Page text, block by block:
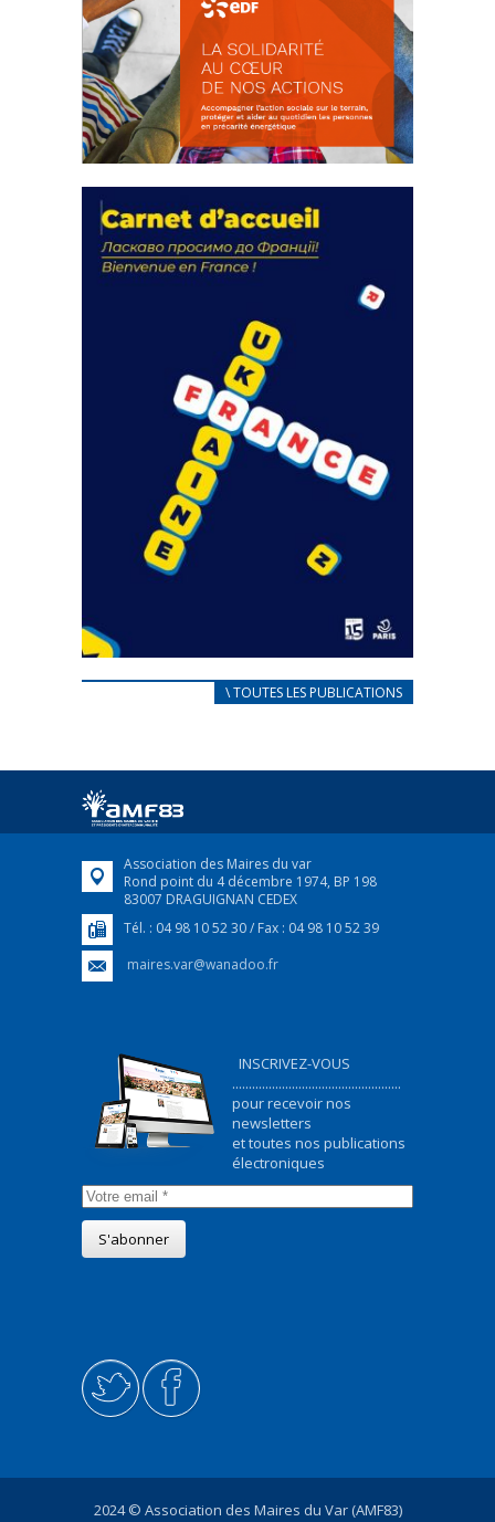
actions
18 septembre 2023
Fichier joint - Fichier 1 105278 Total 0 Votes...
CARNET D’ACCUEIL
Afin d’accompagner au mieux les réfugiés
FEUILLETER
\ TOUTES LES PUBLICATIONS
Association des Maires du var
Rond point du 4 décembre 1974, BP 198
83007 DRAGUIGNAN CEDEX
Tél. : 04 98 10 52 30 / Fax : 04 98 10 52 39
maires.var@wanadoo.fr
INSCRIVEZ-VOUS
...................................................
pour recevoir nos
newsletters
et toutes nos publications
électroniques
2024 © Association des Maires du Var (AMF83)